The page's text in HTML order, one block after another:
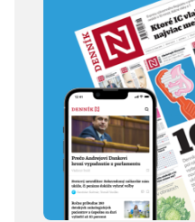
vedú intenzívny
dialóg o hudbe
stave sveta. V
štrnástich
tematicky
zameraných
kapitolách
okrem iného
punk, trap,
rock’n’roll,
Sex Pistols,
Dostojevského,
Hegela, Boha,